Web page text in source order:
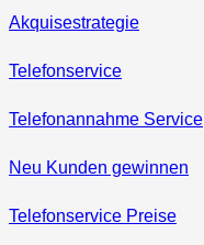
Akquisestrategie
Telefonservice
Telefonannahme Service
Neu Kunden gewinnen
Telefonservice Preise